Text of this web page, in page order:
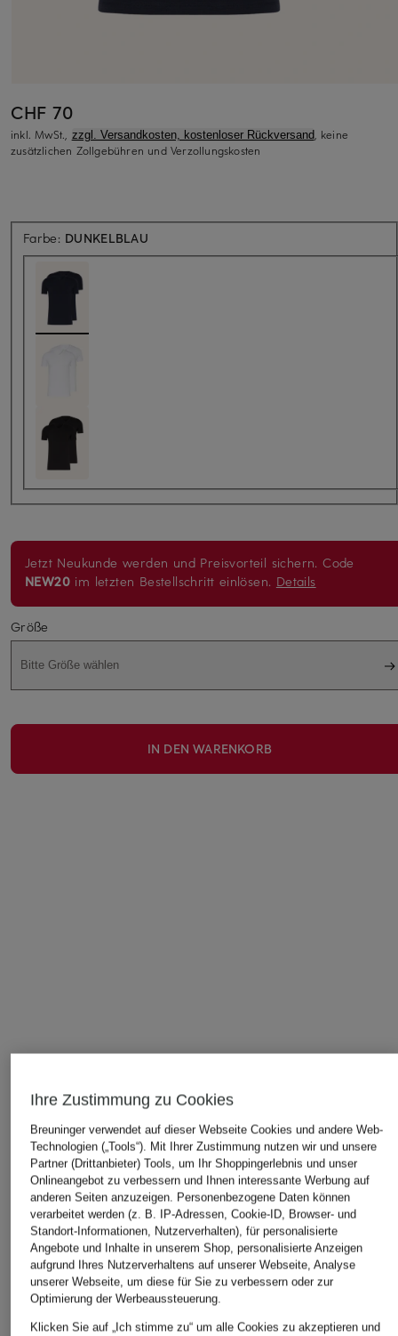
CHF 70
inkl. MwSt., zzgl. Versandkosten, kostenloser Rückversand, keine
zusätzlichen Zollgebühren und Verzollungskosten
Farbe: DUNKELBLAU
Jetzt Neukunde werden und Preisvorteil sichern. Code
NEW20 im letzten Bestellschritt einlösen. Details
Größe
Bitte Größe wählen
IN DEN WARENKORB
ÄHNLICHE ARTIKEL ENTDECKEN
Ihre Zustimmung zu Cookies
Breuninger verwendet auf dieser Webseite Cookies und andere Web-
Technologien („Tools“). Mit Ihrer Zustimmung nutzen wir und unsere
Partner (Drittanbieter) Tools, um Ihr Shoppingerlebnis und unser
Onlineangebot zu verbessern und Ihnen interessante Werbung auf
anderen Seiten anzuzeigen. Personenbezogene Daten können
verarbeitet werden (z. B. IP-Adressen, Cookie-ID, Browser- und
Standort-Informationen, Nutzerverhalten), für personalisierte
Angebote und Inhalte in unserem Shop, personalisierte Anzeigen
aufgrund Ihres Nutzerverhaltens auf unserer Webseite, Analyse
unserer Webseite, um diese für Sie zu verbessern oder zur
Optimierung der Werbeaussteuerung.
Klicken Sie auf „Ich stimme zu“ um alle Cookies zu akzeptieren und